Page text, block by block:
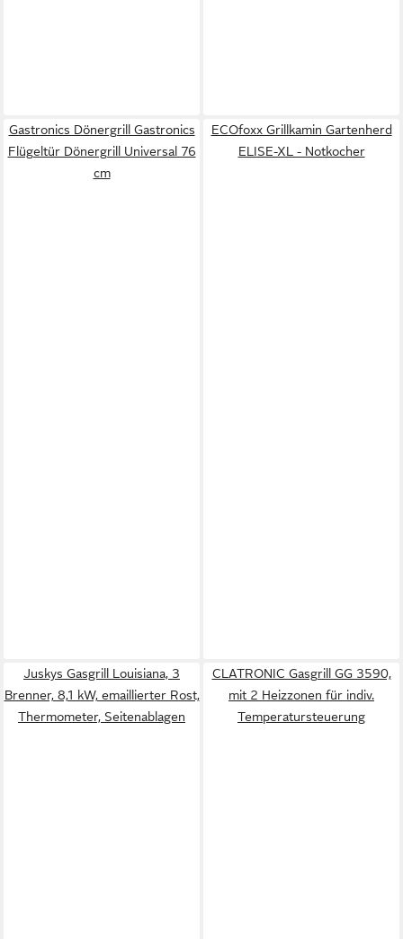
Gastronics Dönergrill Gastronics
Flügeltür Dönergrill Universal 76
cm
ECOfoxx Grillkamin Gartenherd
ELISE-XL - Notkocher
Juskys Gasgrill Louisiana, 3
Brenner, 8,1 kW, emaillierter Rost,
Thermometer, Seitenablagen
CLATRONIC Gasgrill GG 3590,
mit 2 Heizzonen für indiv.
Temperatursteuerung